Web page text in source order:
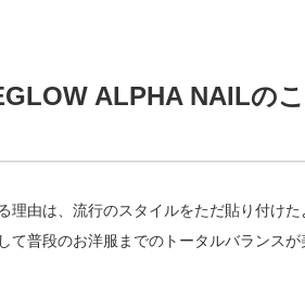
ALPHA NAILの
由は、流行のスタイルをただ貼り付けた
て普段のお洋服までのトータルバランスが